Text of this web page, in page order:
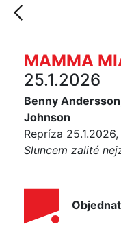
MAMMA
25.1.2026
Benny
Johnson
Repríza
Sluncem zalité